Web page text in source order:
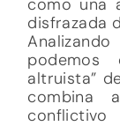
como una
disfrazada
podemos
altruista”
combina
conflictivo